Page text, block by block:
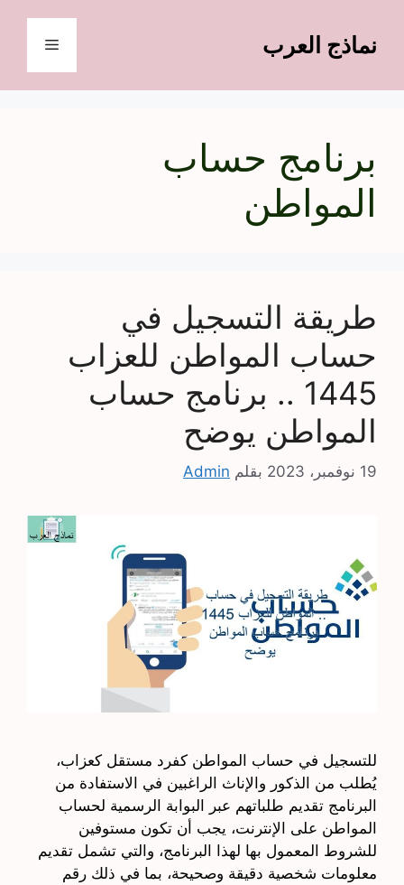
المحتوىنماذج العرب القائمة
برنامج حساب
المواطن
طريقة التسجيل في
حساب المواطن للعزاب
1445 .. برنامج حساب
المواطن يوضح
19 نوفمبر، 2023 بقلم Admin
للتسجيل في حساب المواطن كفرد مستقل كعزاب،
يُطلب من الذكور والإناث الراغبين في الاستفادة من
البرنامج تقديم طلباتهم عبر البوابة الرسمية لحساب
المواطن على الإنترنت، يجب أن تكون مستوفين
للشروط المعمول بها لهذا البرنامج، والتي تشمل تقديم
معلومات شخصية دقيقة وصحيحة، بما في ذلك رقم